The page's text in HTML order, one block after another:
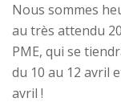
Nous sommes
au très attendu
PME, qui se
du 10 au 12 avril
avril !